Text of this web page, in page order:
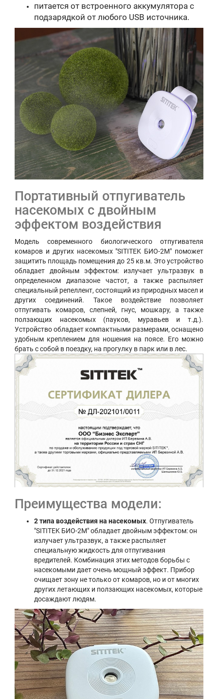
питается от встроенного аккумулятора с
подзарядкой от любого USB источника.
Портативный отпугиватель
насекомых с двойным
эффектом воздействия
Модель современного биологического отпугивателя
комаров и других насекомых "SITITEK БИО-2М" поможет
защитить площадь помещения до 25 кв.м. Это устройство
обладает двойным эффектом: излучает ультразвук в
определенном диапазоне частот, а также распыляет
специальный репеллент, состоящий из природных масел и
других соединений. Такое воздействие позволяет
отпугивать комаров, слепней, гнус, мошкару, а также
ползающих насекомых (пауков, муравьев и т.д.).
Устройство обладает компактными размерами, оснащено
удобным креплением для ношения на поясе. Его можно
брать с собой в поездку, на прогулку в парк или в лес.
Преимущества модели:
2 типа воздействия на насекомых. Отпугиватель
"SITITEK БИО-2М" обладает двойным эффектом: он
излучает ультразвук, а также распыляет
специальную жидкость для отпугивания
вредителей. Комбинация этих методов борьбы с
насекомыми дает очень мощный эффект. Прибор
очищает зону не только от комаров, но и от многих
других летающих и ползающих насекомых, которые
досаждают людям.